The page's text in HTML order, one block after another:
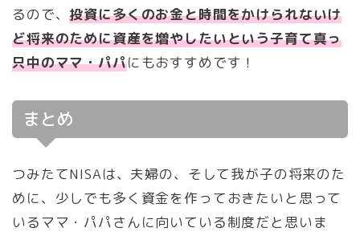
るので、投資に多くのお金と時間をかけられないけ
ど将来のために資産を増やしたいという子育て真っ
只中のママ・パパにもおすすめです！
まとめ
つみたてNISAは、夫婦の、そして我が子の将来のた
めに、少しでも多く資金を作っておきたいと思って
いるママ・パパさんに向いている制度だと思いま